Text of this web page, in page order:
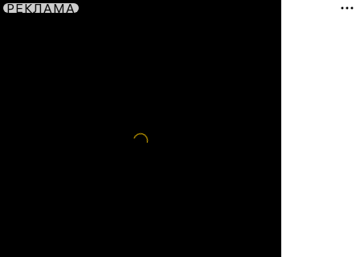
РЕКЛАМА